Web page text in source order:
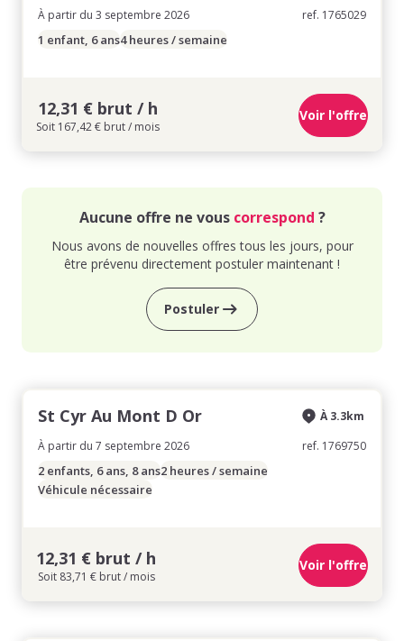
À partir du 3 septembre 2026
ref. 1765029
1 enfant, 6 ans4 heures / semaine
12,31 € brut / h
Soit 167,42 € brut / mois
Voir l'offre
Aucune offre ne vous correspond ?
Nous avons de nouvelles offres tous les jours, pour
être prévenu directement postuler maintenant !
Postuler
St Cyr Au Mont D Or
À partir du 7 septembre 2026
À 3.3km
ref. 1769750
2 enfants, 6 ans, 8 ans2 heures / semaine
Véhicule nécessaire
12,31 € brut / h
Soit 83,71 € brut / mois
Voir l'offre